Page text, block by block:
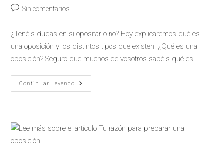
Sin comentarios
¿Tenéis dudas en si opositar o no? Hoy explicaremos qué es
una oposición y los distintos tipos que existen. ¿Qué es una
oposición? Seguro que muchos de vosotros sabéis qué es…
Continuar Leyendo